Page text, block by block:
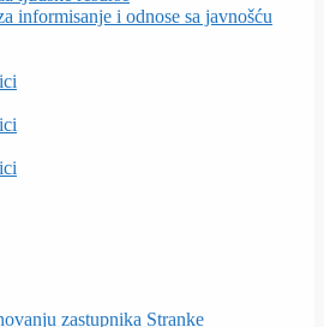
informisanje i odnose sa javnošću
zastupnika Stranke